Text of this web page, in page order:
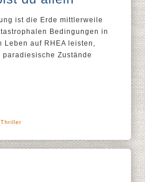
ist die Erde mittlerweile
Bedingungen in
auf RHEA leisten,
Zustände
Thriller